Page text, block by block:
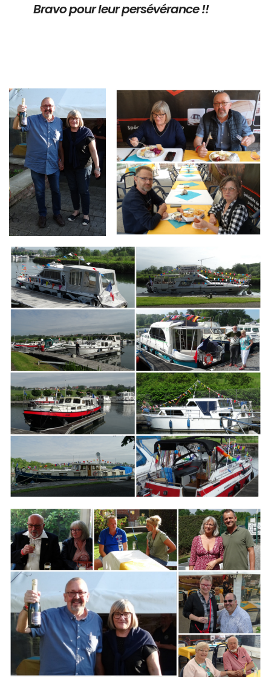
Bravo pour leur persévérance !!
Branding
ARMCHAIR ARMCHAIR
Branding
ARMCHAIR
Branding
ARMCHAIR